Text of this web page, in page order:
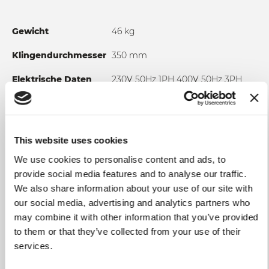
This website uses cookies
We use cookies to personalise content and ads, to
provide social media features and to analyse our traffic.
We also share information about your use of our site with
our social media, advertising and analytics partners who
may combine it with other information that you’ve provided
to them or that they’ve collected from your use of their
services.
• Restehalter, Schleifscheibe und Kappe können
herausgezogen werden
Edelstahl
Gewicht 46 kg
Klingendurchmesser 350 mm
Elektrische Daten
230V 50Hz 1PH 400V 50Hz 3PH
120V 50Hz 1PH 220V 60Hz 1 PH
Motorleistung 0,30-0,35kW
Klingenmaterial 100Cr6
Schnittbreite 0 – 24 mm
Schneidleistung
(rund)
260 mm
Schneidleistung
(eckig)
320x260 mm